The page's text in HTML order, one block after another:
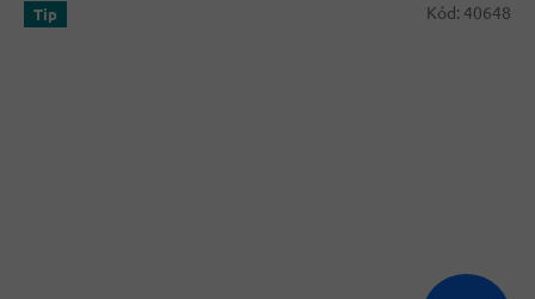
Tip Kód: 40648